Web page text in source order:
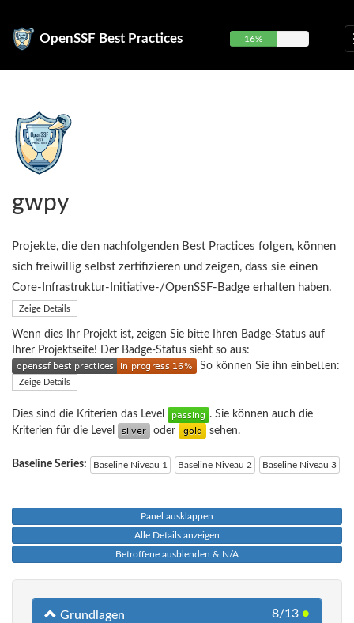
OpenSSF Best Practices 16%
gwpy
Projekte, die den nachfolgenden Best Practices folgen, können
sich freiwillig selbst zertifizieren und zeigen, dass sie einen
Core-Infrastruktur-Initiative-/OpenSSF-Badge erhalten haben.
Zeige Details
Wenn dies Ihr Projekt ist, zeigen Sie bitte Ihren Badge-Status auf
Ihrer Projektseite! Der Badge-Status sieht so aus:
So können Sie ihn einbetten:
Zeige Details
Dies sind die Kriterien das Level
. Sie können auch die
Kriterien für die Level
oder sehen.
Baseline Series: Baseline Niveau 1 Baseline Niveau 2 Baseline Niveau 3
Panel ausklappen
Alle Details anzeigen
Betroffene ausblenden & N/A
Grundlagen 8/13 ●